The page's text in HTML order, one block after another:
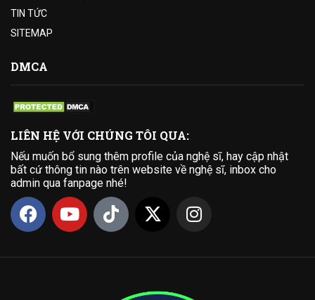
TIN TỨC
SITEMAP
DMCA
LIÊN HỆ VỚI CHÚNG TÔI QUA:
Nếu muốn bổ sung thêm profile của nghệ sĩ, hay cập nhật
bất cứ thông tin nào trên website về nghệ sĩ, inbox cho
admin qua fanpage nhé!